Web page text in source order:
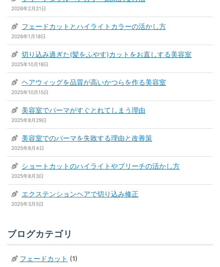
2026年2月21日
フェードカットとハイライトカラーの活かし方
2026年1月18日
切り込み過ぎた(髪をふやす)カットをお直しする美容室
2025年10月18日
ヘアウィッグを品質が高いかつらを作る美容室
2025年10月15日
美容室でパーマがすぐとれてしまう理由
2025年8月29日
美容室でのパーマを失敗する理由と改善策
2025年8月4日
ショートカットのハイライトやブリーチの活かし方
2025年8月3日
エクステンションヘアで切り込み修正
2025年3月5日
ブログカテゴリ
フェードカット (1)